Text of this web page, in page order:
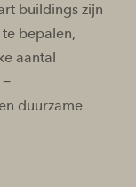
buildings zijn
bepalen,
aantal
duurzame